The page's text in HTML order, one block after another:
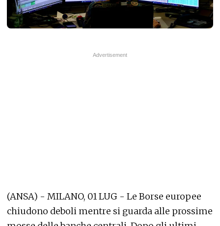
(ANSA) - MILANO, 01 LUG - Le Borse europee
chiudono deboli mentre si guarda alle prossime